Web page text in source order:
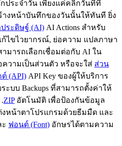
ประจำวัน เพียงแค่คลิกวันที่ที่
างหน้าบันทึกของวันนั้นให้ทันที ยิ่ง
ระดิษฐ์ (AI) AI Actions สำหรับ
ไขไวยากรณ์, ย่อความ แปลภาษา
มารถเลือกเชื่อมต่อกับ AI ใน
ความเป็นส่วนตัว หรือจะใส่ ส่วน
(API) API Key ของผู้ให้บริการ
ะบบ Backups ที่สามารถตั้งค่าให้
ZIPอัตโนมัติ เพื่อป้องกันข้อมูล
หน้าตาโปรแกรมด้วยธีมมืด และ
ฟอนต์ (Font) อักษรได้ตามความ